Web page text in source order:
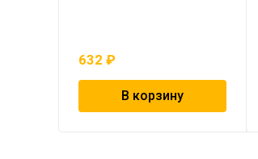
632 ₽
В корзину